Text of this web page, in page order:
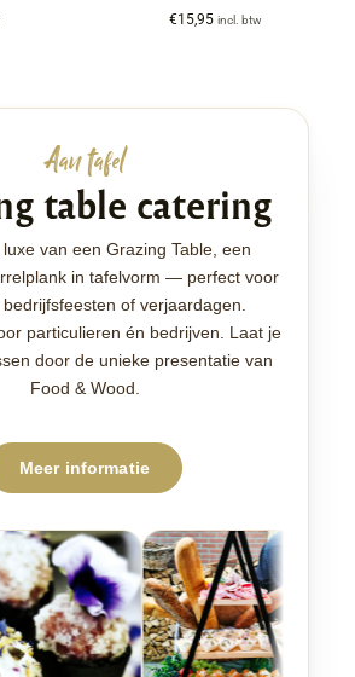
€15,95 incl. btw
Aan tafel
table catering
van een Grazing Table, een
in tafelvorm — perfect voor
of verjaardagen.
particulieren én bedrijven. Laat je
door de unieke presentatie van
Food & Wood.
Meer informatie